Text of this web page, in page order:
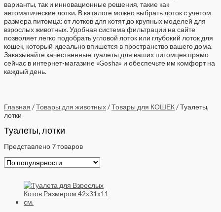
Главная /Товары для животных/Товары для КОШЕК/ Туалеты,
лотки
Туалеты, лотки
Представлено 7 товаров
варианты, так и инновационные решения, такие как
автоматические лотки. В каталоге можно выбрать лоток с учетом
размера питомца: от лотков для котят до крупных моделей для
взрослых животных. Удобная система фильтрации на сайте
позволяет легко подобрать угловой лоток или глубокий лоток для
кошек, который идеально впишется в пространство вашего дома.
Заказывайте качественные туалеты для ваших питомцев прямо
сейчас в интернет-магазине «Gosha» и обеспечьте им комфорт на
каждый день.